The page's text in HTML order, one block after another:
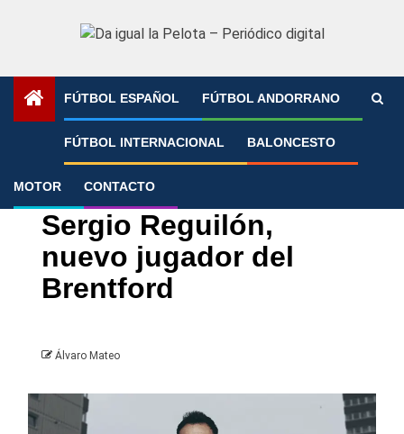
FÚTBOL ESPAÑOL FÚTBOL ANDORRANO
FÚTBOL INTERNACIONAL BALONCESTO
MOTOR CONTACTO
»
Fichajes Fútbol Internacional
Sergio Reguilón,
nuevo jugador del
Brentford
Álvaro Mateo